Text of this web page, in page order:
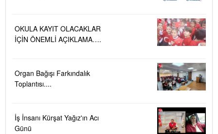
OKULA KAYIT OLACAKLAR
İÇİN ÖNEMLİ AÇIKLAMA….
Organ Bağışı Farkındalık
Toplantısı....
İş İnsanı Kürşat Yağız'ın Acı
Günü